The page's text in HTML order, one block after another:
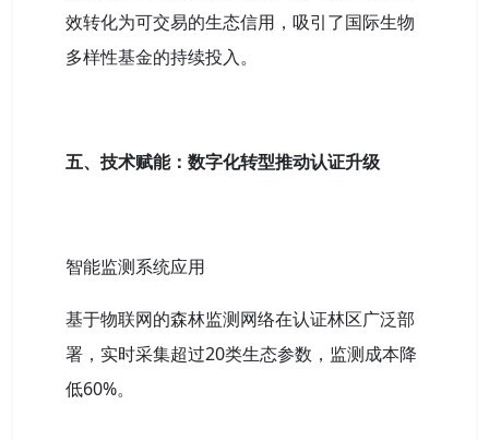
效转化为可交易的生态信用，吸引了国际生物
多样性基金的持续投入。
五、技术赋能：数字化转型推动认证升级
智能监测系统应用
基于物联网的森林监测网络在认证林区广泛部
署，实时采集超过20类生态参数，监测成本降
低60%。